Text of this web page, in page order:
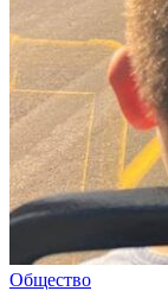
Общество